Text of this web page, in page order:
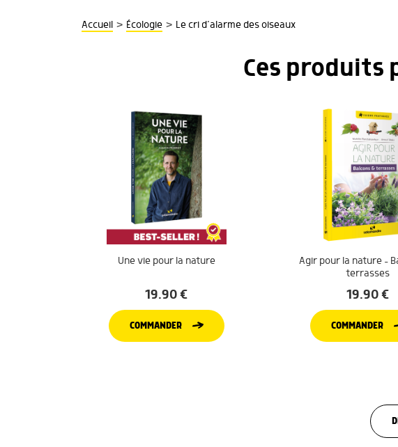
Accueil > Écologie > Le cri d’alarme des oiseaux
Ces produits
Une vie pour la nature
19.90€
COMMANDER
Agir pour la nature –
terrasses
19.90€
COMMANDER